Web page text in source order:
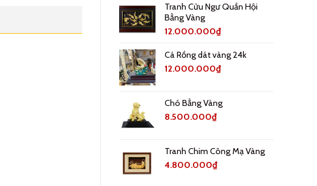
Tranh Cửu Ngư Quần Hội
Bằng Vàng
12.000.000₫
Cá Rồng dát vàng 24k
12.000.000₫
Chó Bằng Vàng
8.500.000₫
Tranh Chim Công Mạ Vàng
4.800.000₫